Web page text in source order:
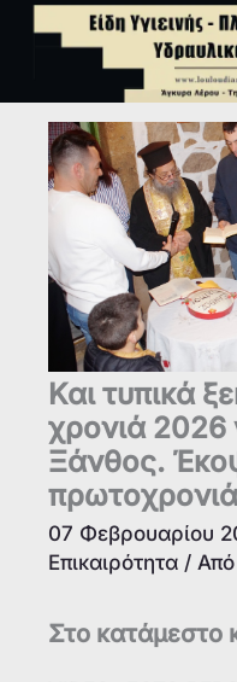
Και τυπικά
χρονιά 2026
Ξάνθος.
07 Φεβρουαρίου
Επικαιρότητα / Από
Στο κατάμεστο